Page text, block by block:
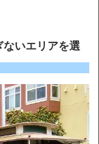
いエリアを選